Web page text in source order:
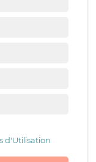
d'Utilisation